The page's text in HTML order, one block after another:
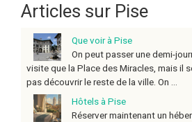
Articles sur Pise
Que voir à Pise
On peut passer une demi-
visite que la Place des Miracles, mais il
pas découvrir le reste de la ville. On ...
Hôtels à Pise
Réserver maintenant un